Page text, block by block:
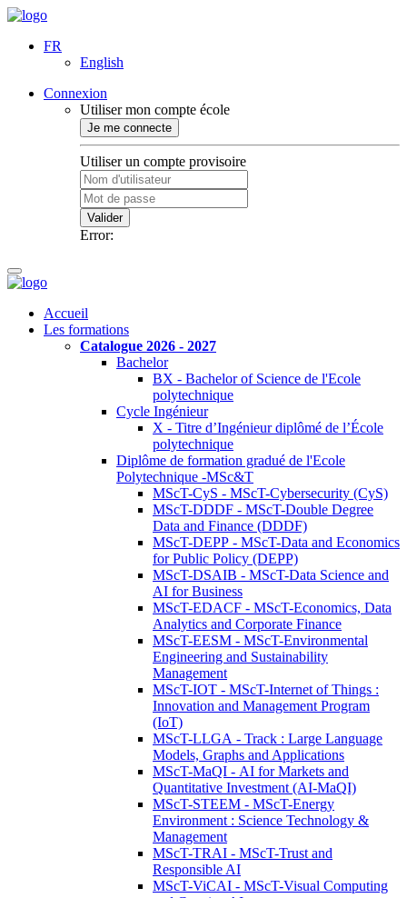
FR
English
Connexion
Utiliser mon compte école
Je me connecte
Utiliser un compte provisoire
Valider
Error:
Accueil
Les formations
Catalogue 2026 - 2027
Bachelor
BX - Bachelor of Science de l'Ecole
polytechnique
Cycle Ingénieur
X - Titre d’Ingénieur diplômé de l’École
polytechnique
Diplôme de formation gradué de l'Ecole
Polytechnique -MSc&T
MScT-CyS - MScT-Cybersecurity (CyS)
MScT-DDDF - MScT-Double Degree
Data and Finance (DDDF)
MScT-DEPP - MScT-Data and Economics
for Public Policy (DEPP)
MScT-DSAIB - MScT-Data Science and
AI for Business
MScT-EDACF - MScT-Economics, Data
Analytics and Corporate Finance
MScT-EESM - MScT-Environmental
Engineering and Sustainability
Management
MScT-IOT - MScT-Internet of Things :
Innovation and Management Program
(IoT)
MScT-LLGA - Track : Large Language
Models, Graphs and Applications
MScT-MaQI - AI for Markets and
Quantitative Investment (AI-MaQI)
MScT-STEEM - MScT-Energy
Environment : Science Technology &
Management
MScT-TRAI - MScT-Trust and
Responsible AI
MScT-ViCAI - MScT-Visual Computing